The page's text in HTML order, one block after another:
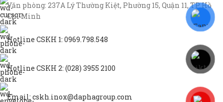
Văn phòng: 237A Lý Thường Kiệt, Phường 15, Quận 11, TP Hồ
Chí Minh
Hotline CSKH 1: 0969.798.548
Hotline CSKH 2: (028) 3955 2100
Email: cskh.inox@daphagroup.com